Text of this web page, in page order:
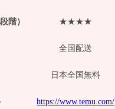
階） ★★★★
全国配送
日本全国無料
https://www.temu.com/